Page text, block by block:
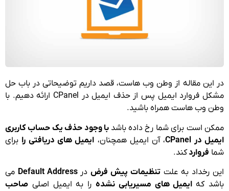
در این مقاله از وطن وب هاست، قصد داریم توضیحاتی در باب حل
مشکل فروارد ایمیل پس از حذف ایمیل در CPanel ارائه دهیم. با
وطن وب هاست همراه باشید.
ممکن است برای شما رخ داده باشد با وجود حذف یک حساب کاربری
ایمیل در CPanel
، آن ایمیل همچنان، ایمیل های دریافتی را برای
شما فرواردکند.
این رخداد به علت تنظیمات پیش فرض در
می
باشد کهایمیل های مسیریابی نشده را به ایمیل اصلی صاحب